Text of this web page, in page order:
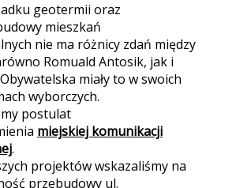
geotermii oraz
mieszkań
nie ma różnicy zdań między
Romuald Antosik, jak i
miały to w swoich
wyborczych.
postulat
miejskiej komunikacji
.
projektów wskazaliśmy na
przebudowy ul.